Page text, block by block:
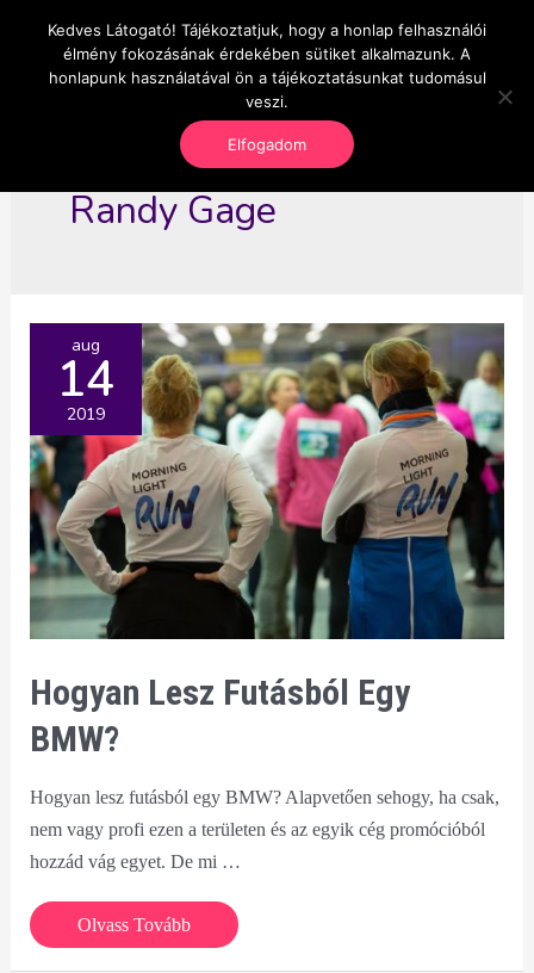
content
OnlineSeedsMan
Üzlet és szabadság
Main
Randy Gage
aug
14
2019
Hogyan Lesz Futásból Egy
BMW?
Hogyan lesz futásból egy BMW? Alapvetően sehogy, ha csak,
nem vagy profi ezen a területen és az egyik cég promócióból
hozzád vág egyet. De mi …
Hogyan
Olvass Tovább
Kedves Látogató! Tájékoztatjuk, hogy a honlap felhasználói
élmény fokozásának érdekében sütiket alkalmazunk. A
honlapunk használatával ön a tájékoztatásunkat tudomásul
veszi.
Elfogadom